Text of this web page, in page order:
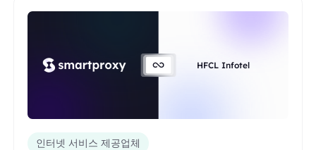
HFCL Infotel
인터넷 서비스 제공업체